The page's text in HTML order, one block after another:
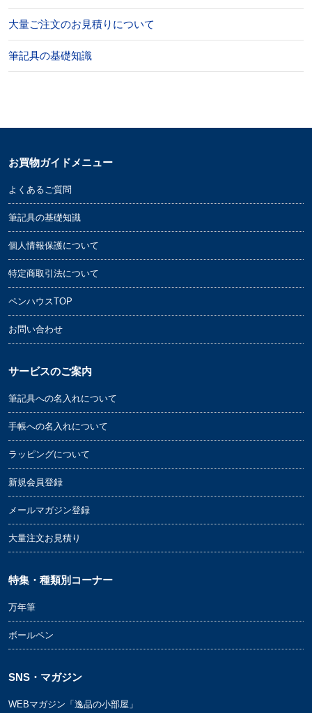
大量ご注文のお見積りについて
筆記具の基礎知識
お買物ガイドメニュー
よくあるご質問
筆記具の基礎知識
個人情報保護について
特定商取引法について
ペンハウスTOP
お問い合わせ
サービスのご案内
筆記具への名入れについて
手帳への名入れについて
ラッピングについて
新規会員登録
メールマガジン登録
大量注文お見積り
特集・種類別コーナー
万年筆
ボールペン
SNS・マガジン
WEBマガジン「逸品の小部屋」